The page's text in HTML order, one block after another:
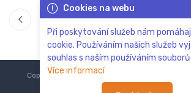
Cookies na webu
Při poskytování služeb nám
cookie. Používáním našich služeb
souhlas s naším používáním souborů
Více informací
Copyright © 2018-2024 Všechna